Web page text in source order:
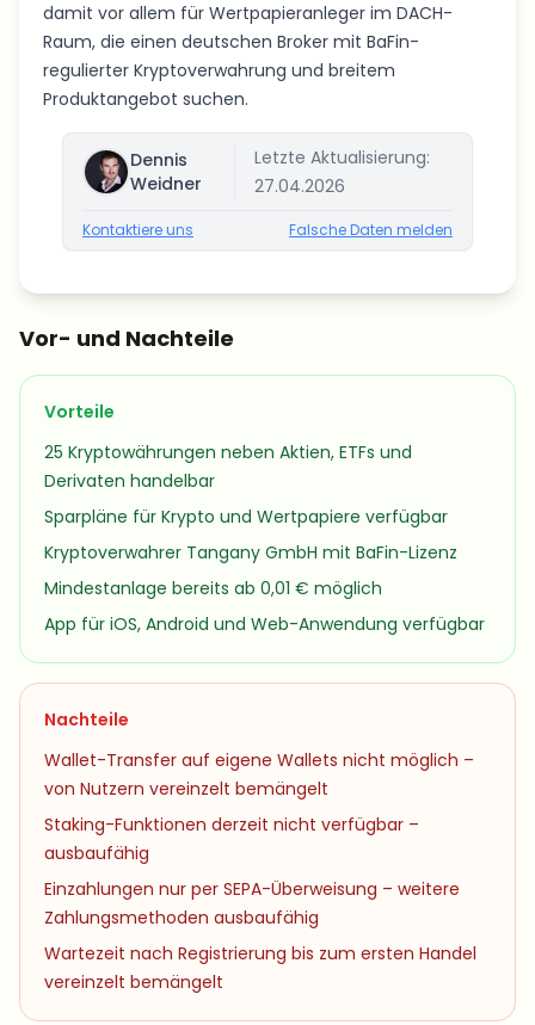
damit vor allem für Wertpapieranleger im DACH-
Raum, die einen deutschen Broker mit BaFin-
regulierter Kryptoverwahrung und breitem
Produktangebot suchen.
Dennis
Weidner
Letzte Aktualisierung:
27.04.2026
Kontaktiere uns Falsche Daten melden
Vor- und Nachteile
Vorteile
25 Kryptowährungen neben Aktien, ETFs und
Derivaten handelbar
Sparpläne für Krypto und Wertpapiere verfügbar
Kryptoverwahrer Tangany GmbH mit BaFin-Lizenz
Mindestanlage bereits ab 0,01 € möglich
App für iOS, Android und Web-Anwendung verfügbar
Nachteile
Wallet-Transfer auf eigene Wallets nicht möglich –
von Nutzern vereinzelt bemängelt
Staking-Funktionen derzeit nicht verfügbar –
ausbaufähig
Einzahlungen nur per SEPA-Überweisung – weitere
Zahlungsmethoden ausbaufähig
Wartezeit nach Registrierung bis zum ersten Handel
vereinzelt bemängelt